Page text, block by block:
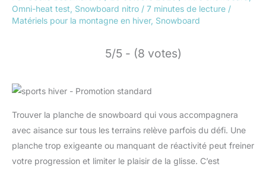
Omni-heat test Snowboard nitro / 7 minutes de lecture /
Matériels pour la montagne en hiver, Snowboard
5/5 - (8 votes)
Trouver la planche de snowboard qui vous accompagnera
avec aisance sur tous les terrains relève parfois du défi. Une
planche trop exigeante ou manquant de réactivité peut freiner
votre progression et limiter le plaisir de la glisse. C’est